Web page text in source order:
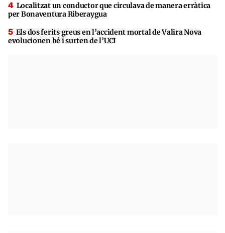
Localitzat un conductor que circulava de manera erràtica
per Bonaventura Riberaygua
Els dos ferits greus en l’accident mortal de Valira Nova
evolucionen bé i surten de l’UCI